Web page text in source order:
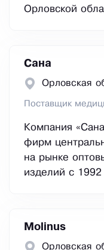
Орловской
Сана
Орловская
Поставщик
Компания
фирм
на рынке
изделий с 1992
Molinus
Орловская